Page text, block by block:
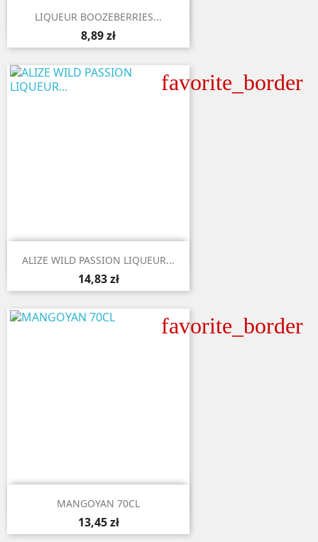
 Aperçu rapide
LIQUEUR BOOZEBERRIES...
8,89 zł
favorite_border
 Aperçu rapide
ALIZE WILD PASSION LIQUEUR...
14,83 zł
favorite_border
 Aperçu rapide
MANGOYAN 70CL
13,45 zł